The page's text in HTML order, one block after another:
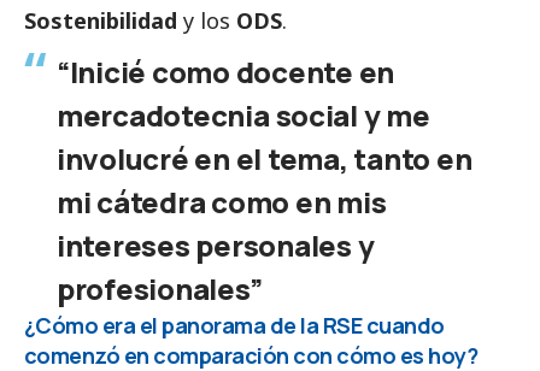
Sostenibilidad y los ODS.
“Inicié como docente en
mercadotecniasocialy me
involucré en el tema, tanto en
mi cátedra como en mis
intereses personales y
profesionales”
¿Cómo era el panorama de la RSE cuando
comenzó en comparación con cómo es hoy?